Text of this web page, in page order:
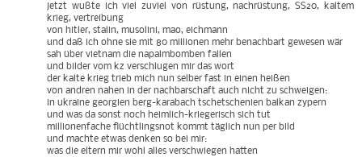
jetzt wußte ich viel zuviel von rüstung, nachrüstung, SS20, kaltem
krieg, vertreibung
von hitler, stalin, musolini, mao, eichmann
und daß ich ohne sie mit 80 millionen mehr benachbart gewesen wär
sah über vietnam die napalmbomben fallen
und bilder vom kz verschlugen mir das wort
der kalte krieg trieb mich nun selber fast in einen heißen
von andren nahen in der nachbarschaft auch nicht zu schweigen:
in ukraine georgien berg-karabach tschetschenien balkan zypern
und was da sonst noch heimlich-kriegerisch sich tut
millionenfache flüchtlingsnot kommt täglich nun per bild
und machte etwas denken so bei mir:
was die eltern mir wohl alles verschwiegen hatten